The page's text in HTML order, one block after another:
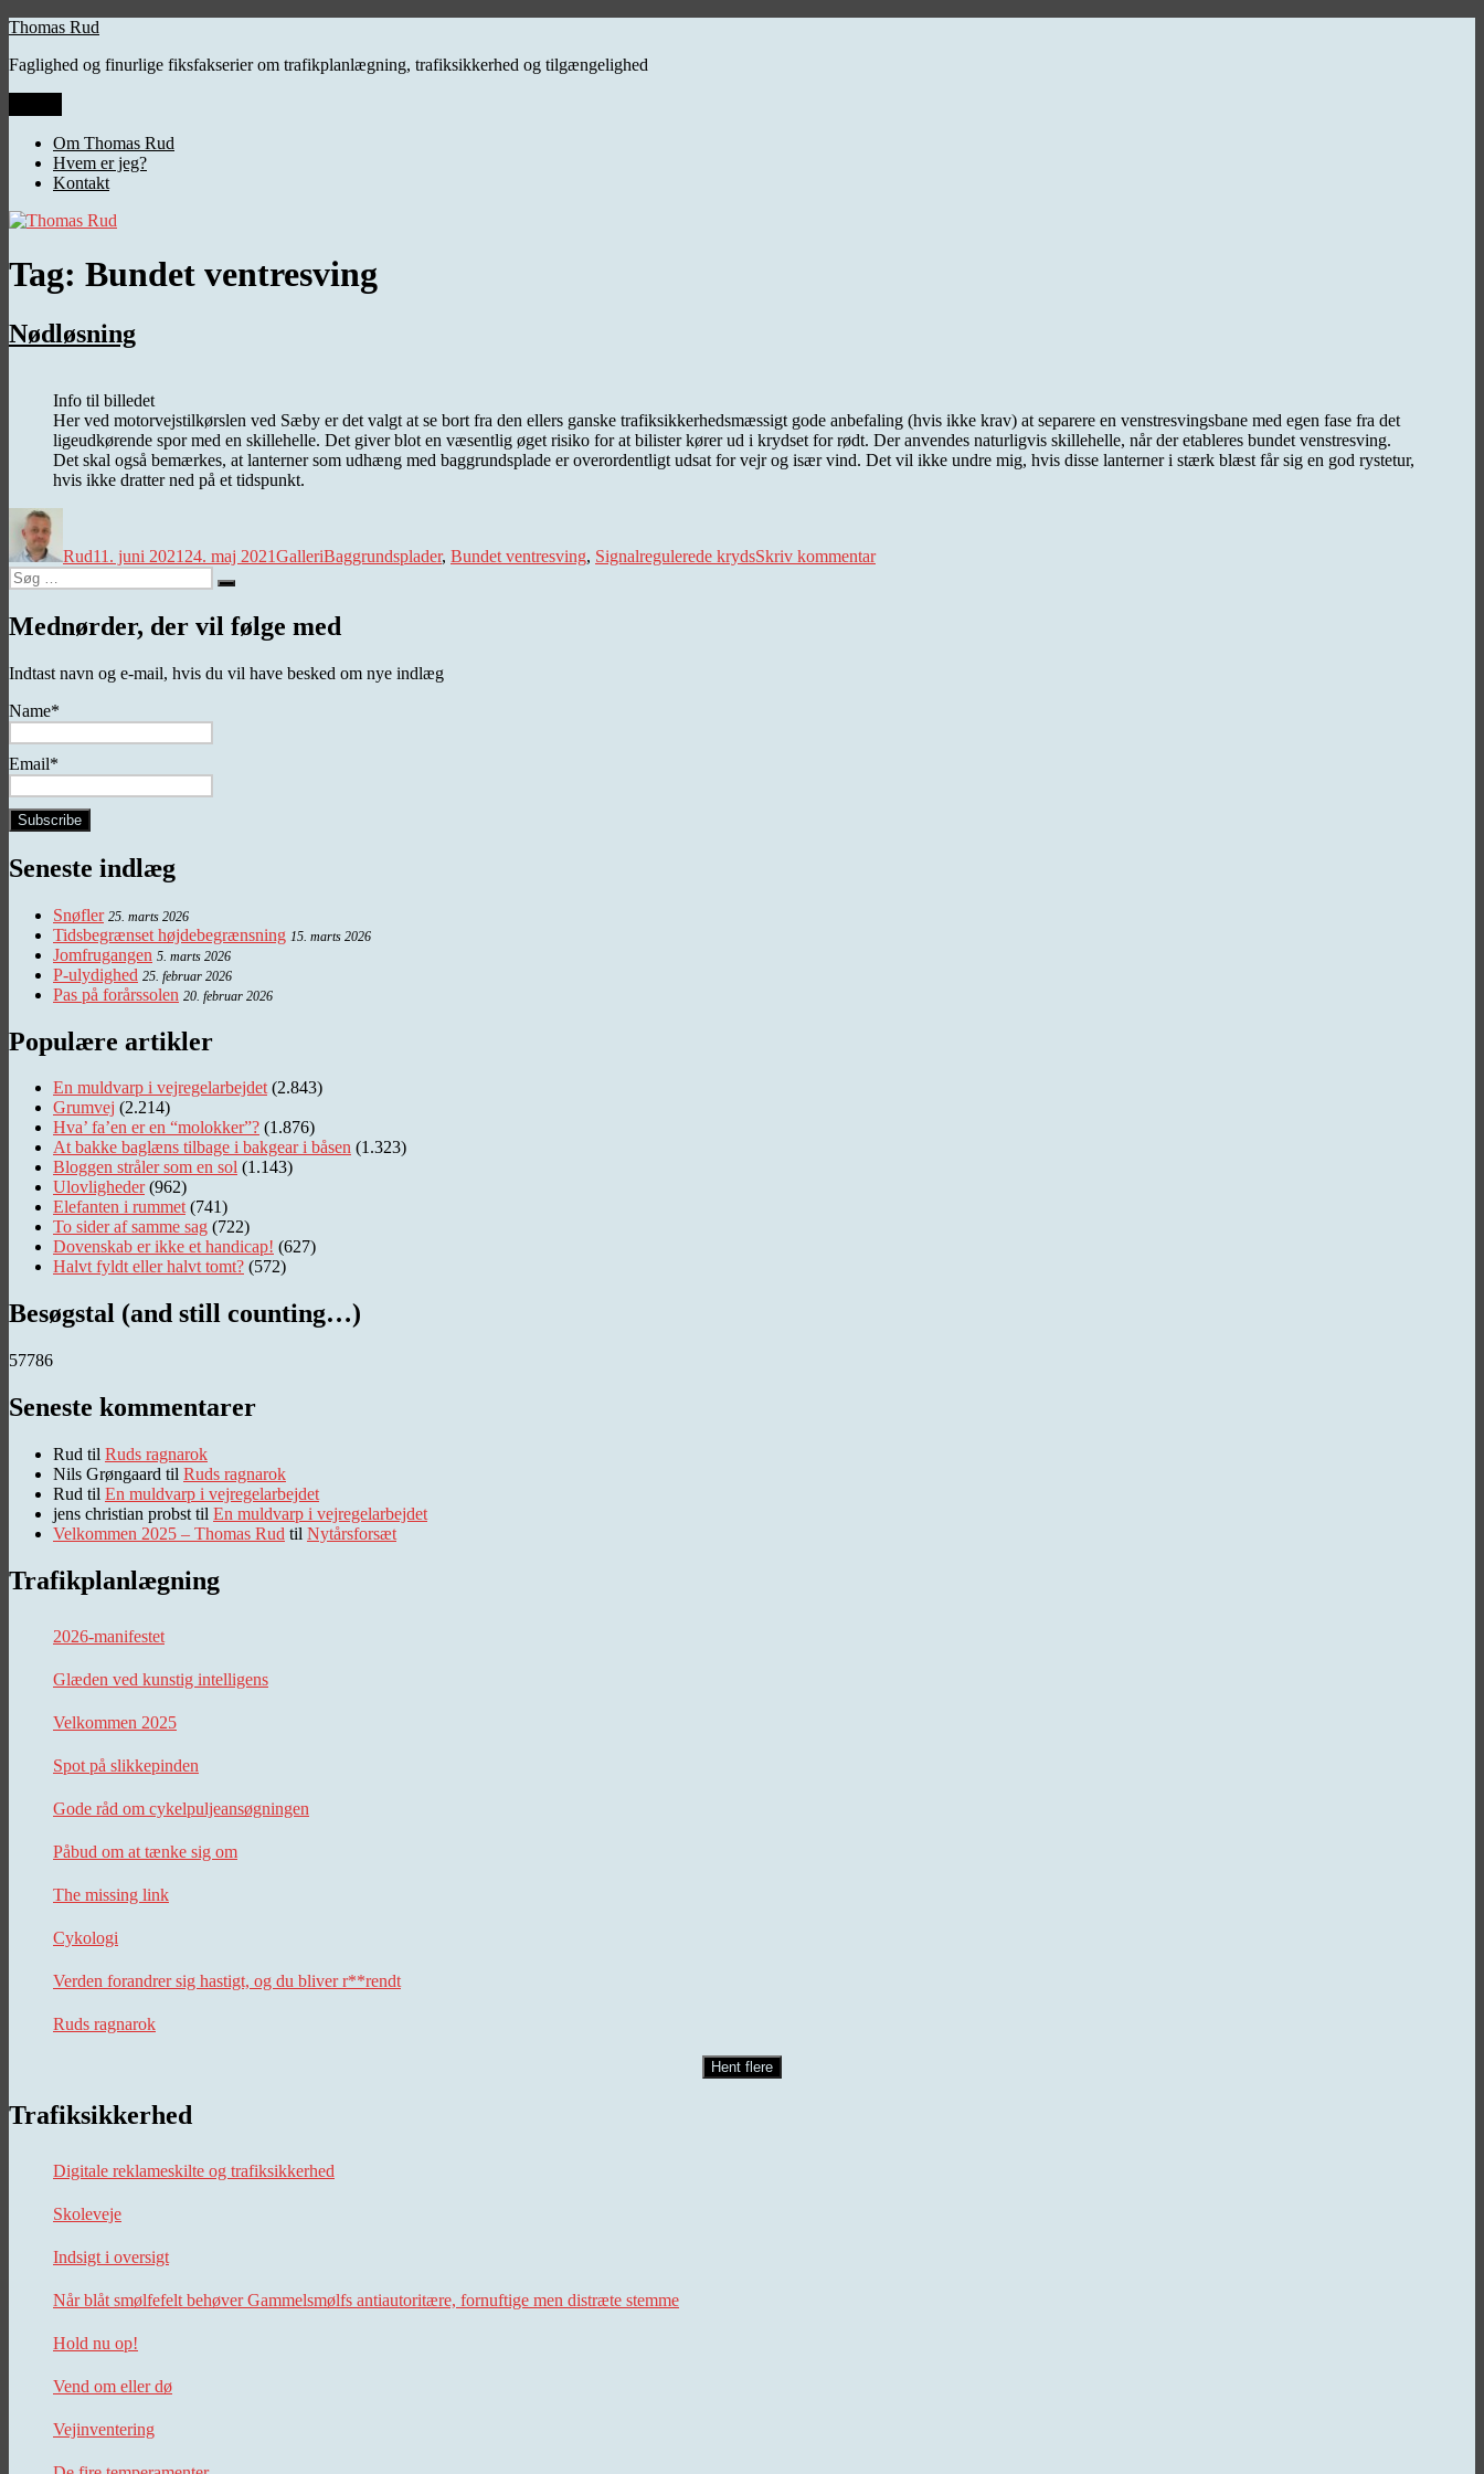
Videre
indhold
Thomas Rud
Faglighed og finurlige fiksfakserier om trafikplanlægning, trafiksikkerhed og tilgængelighed
Om Thomas Rud
Hvem er jeg?
Kontakt
Tag: Bundet ventresving
Nødløsning
Info til billedet
Her ved motorvejstilkørslen ved Sæby er det valgt at se bort fra den ellers ganske trafiksikkerhedsmæssigt gode anbefaling (hvis ikke krav) at separere en venstresvingsbane med egen fase fra det
ligeudkørende spor med en skillehelle. Det giver blot en væsentlig øget risiko for at bilister kører ud i krydset for rødt. Der anvendes naturligvis skillehelle, når der etableres bundet venstresving.
Det skal også bemærkes, at lanterner som udhæng med baggrundsplade er overordentligt udsat for vejr og især vind. Det vil ikke undre mig, hvis disse lanterner i stærk blæst får sig en god rystetur,
hvis ikke dratter ned på et tidspunkt.
Rud11. juni 2021 24. maj 2021GalleriBaggrundsplader, Bundet ventresving, Signalregulerede krydsSkriv kommentar
Søg
efter:
Søg
Mednørder, der vil følge med
Indtast navn og e-mail, hvis du vil have besked om nye indlæg
Name*
Email*
Seneste indlæg
Snøfler 25. marts 2026
Tidsbegrænset højdebegrænsning 15. marts 2026
Jomfrugangen 5. marts 2026
P-ulydighed 25. februar 2026
Pas på forårssolen 20. februar 2026
Populære artikler
En muldvarp i vejregelarbejdet (2.843)
Grumvej (2.214)
Hva’ fa’en er en “molokker”? (1.876)
At bakke baglæns tilbage i bakgear i båsen (1.323)
Bloggen stråler som en sol (1.143)
Ulovligheder (962)
Elefanten i rummet (741)
To sider af samme sag (722)
Dovenskab er ikke et handicap! (627)
Halvt fyldt eller halvt tomt? (572)
Besøgstal (and still counting…)
57786
Seneste kommentarer
Rud til Ruds ragnarok
Nils Grøngaard til Ruds ragnarok
Rud til En muldvarp i vejregelarbejdet
jens christian probst til En muldvarp i vejregelarbejdet
Velkommen 2025 – Thomas Rud til Nytårsforsæt
Trafikplanlægning
2026-manifestet
Glæden ved kunstig intelligens
Velkommen 2025
Spot på slikkepinden
Gode råd om cykelpuljeansøgningen
Påbud om at tænke sig om
The missing link
Cykologi
Verden forandrer sig hastigt, og du bliver r**rendt
Ruds ragnarok
Hent flere
Trafiksikkerhed
Digitale reklameskilte og trafiksikkerhed
Skoleveje
Indsigt i oversigt
Når blåt smølfefelt behøver Gammelsmølfs antiautoritære, fornuftige men distræte stemme
Hold nu op!
Vend om eller dø
Vejinventering